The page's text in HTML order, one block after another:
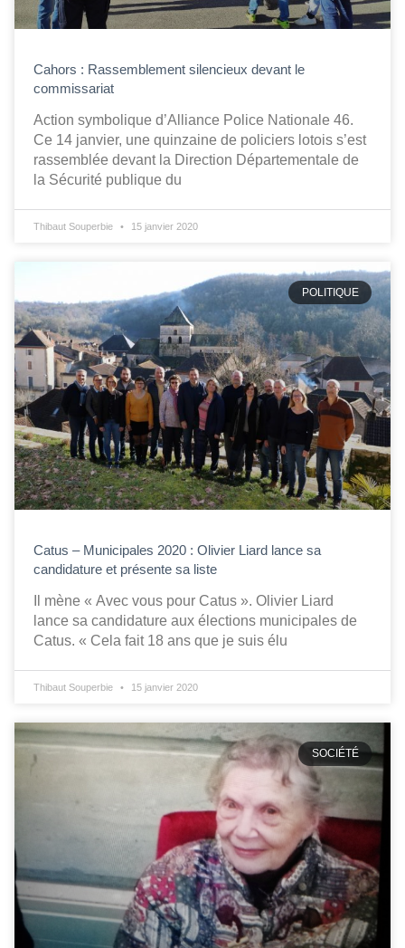
Cahors : Rassemblement silencieux devant le
commissariat
Action symbolique d’Alliance Police Nationale 46.
Ce 14 janvier, une quinzaine de policiers lotois s’est
rassemblée devant la Direction Départementale de
la Sécurité publique du
Thibaut Souperbie 15 janvier 2020
POLITIQUE
Catus – Municipales 2020 : Olivier Liard lance sa
candidature et présente sa liste
Il mène « Avec vous pour Catus ». Olivier Liard
lance sa candidature aux élections municipales de
Catus. « Cela fait 18 ans que je suis élu
Thibaut Souperbie 15 janvier 2020
SOCIÉTÉ